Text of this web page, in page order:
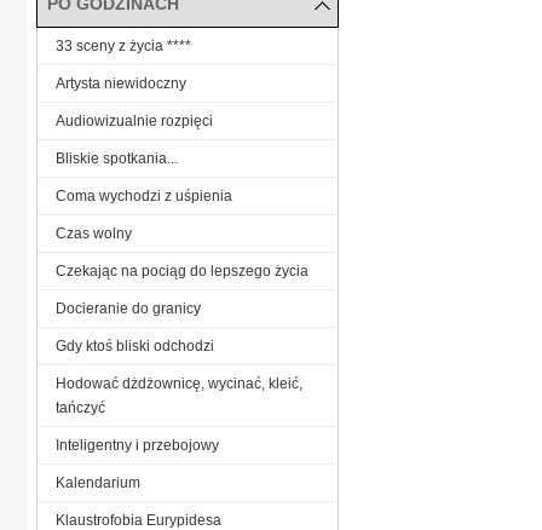
33 sceny z życia ****
Artysta niewidoczny
Audiowizualnie rozpięci
Bliskie spotkania...
Coma wychodzi z uśpienia
Czas wolny
Czekając na pociąg do lepszego życia
Docieranie do granicy
Gdy ktoś bliski odchodzi
Hodować dżdżownicę, wycinać, kleić,
tańczyć
Inteligentny i przebojowy
Kalendarium
Klaustrofobia Eurypidesa